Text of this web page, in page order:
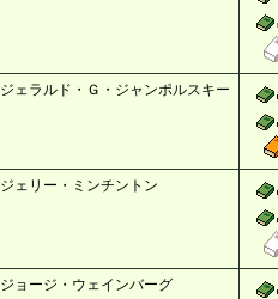
ジェラルド・Ｇ・ジャンポルスキー
ジェリー・ミンチントン
ジョージ・ウェインバーグ